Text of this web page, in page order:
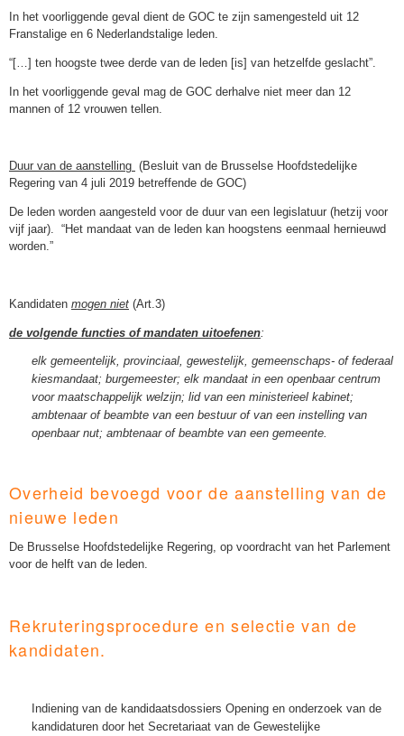
In het voorliggende geval dient de GOC te zijn samengesteld uit 12
Franstalige en 6 Nederlandstalige leden.
“[…] ten hoogste twee derde van de leden [is] van hetzelfde geslacht”.
In het voorliggende geval mag de GOC derhalve niet meer dan 12
mannen of 12 vrouwen tellen.
Duur van de aanstelling (Besluit van de Brusselse Hoofdstedelijke
Regering van 4 juli 2019 betreffende de GOC)
De leden worden aangesteld voor de duur van een legislatuur (hetzij voor
vijf jaar). “Het mandaat van de leden kan hoogstens eenmaal hernieuwd
worden.”
Kandidaten mogen niet (Art.3)
de volgende functies of mandaten uitoefenen:
elk gemeentelijk, provinciaal, gewestelijk, gemeenschaps- of federaal
kiesmandaat; burgemeester; elk mandaat in een openbaar centrum
voor maatschappelijk welzijn; lid van een ministerieel kabinet;
ambtenaar of beambte van een bestuur of van een instelling van
openbaar nut; ambtenaar of beambte van een gemeente.
Overheid bevoegd voor de aanstelling van de
nieuwe leden
De Brusselse Hoofdstedelijke Regering, op voordracht van het Parlement
voor de helft van de leden.
Rekruteringsprocedure en selectie van de
kandidaten.
Indiening van de kandidaatsdossiers Opening en onderzoek van de
kandidaturen door het Secretariaat van de Gewestelijke